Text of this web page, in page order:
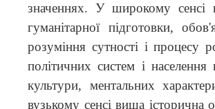
значеннях. У широкому сенсі
гуманітарної підготовки,
розуміння сутності і процесу
політичних систем і населення
культури, ментальних
вузькому сенсі вища історична